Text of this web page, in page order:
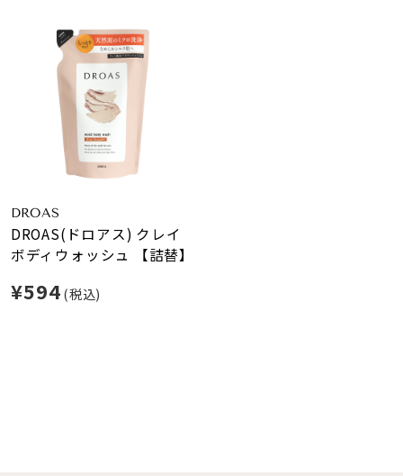
DROAS
DROAS(ドロアス) クレイ
ボディウォッシュ 【詰替】
¥594(税込)